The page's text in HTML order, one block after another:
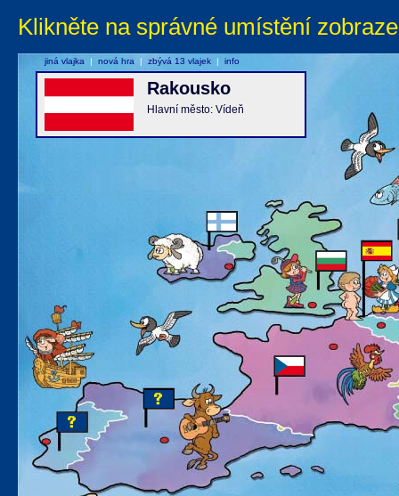
Klikněte na správné umístění
Rakousko
Hlavní město: Vídeň
jiná vlajka | nová hra | zbývá 13 vlajek | info